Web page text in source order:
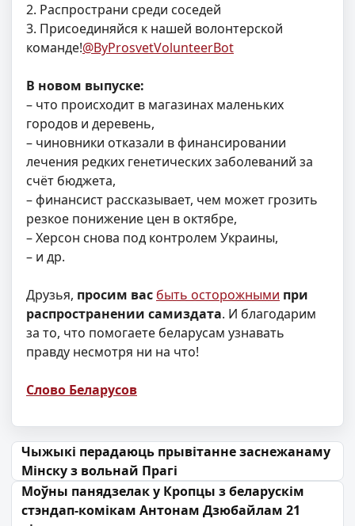
2. Распространи среди соседей
3. Присоединяйся к нашей волонтерской
команде!@ByProsvetVolunteerBot
В новом выпуске:
– что происходит в магазинах маленьких
городов и деревень,
– чиновники отказали в финансировании
лечения редких генетических заболеваний за
счёт бюджета,
– финансист рассказывает, чем может грозить
резкое понижение цен в октябре,
– Херсон снова под контролем Украины,
– и др.
Друзья, просим вас быть осторожными при
распространении самиздата. И благодарим
за то, что помогаете беларусам узнавать
правду несмотря ни на что!
Слово Беларусов
Навігацыя па запісах
Чыжыкі перадаюць прывітанне заснежанаму
Мінску з вольнай Прагі
Моўны панядзелак у Кропцы з беларускім
стэндап-комікам Антонам Дзюбайлам 21